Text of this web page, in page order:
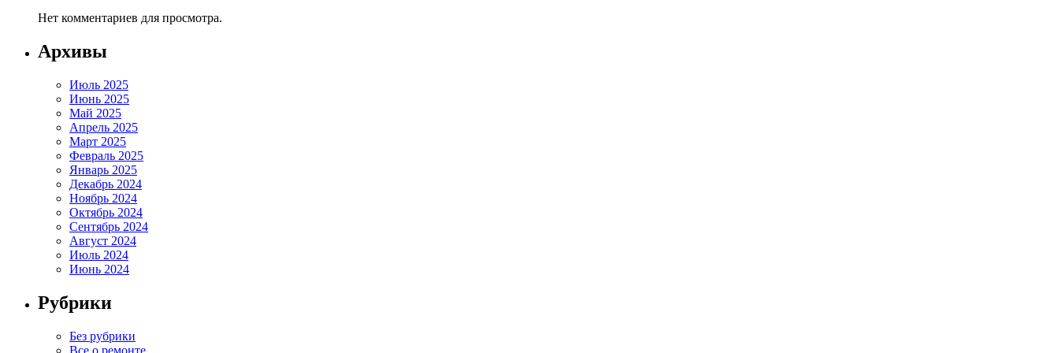
Нет комментариев для просмотра.
Архивы
Июль 2025
Июнь 2025
Май 2025
Апрель 2025
Март 2025
Февраль 2025
Январь 2025
Декабрь 2024
Ноябрь 2024
Октябрь 2024
Сентябрь 2024
Август 2024
Июль 2024
Июнь 2024
Рубрики
Без рубрики
Все о ремонте